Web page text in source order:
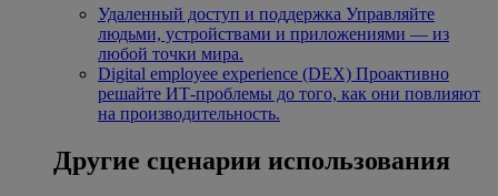
Удаленный доступ и поддержка Управляйте
людьми, устройствами и приложениями — из
любой точки мира.
Digital employee experience (DEX) Проактивно
решайте ИТ-проблемы до того, как они повлияют
на производительность.
Другие сценарии использования